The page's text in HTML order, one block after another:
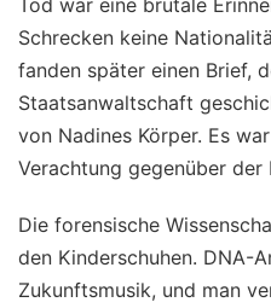
Schrecken keine
fanden später einen Brief,
Staatsanwaltschaft
von Nadines Körper. Es
Verachtung gegenüber der
Die forensische
den Kinderschuhen. DNA-
Zukunftsmusik, und man